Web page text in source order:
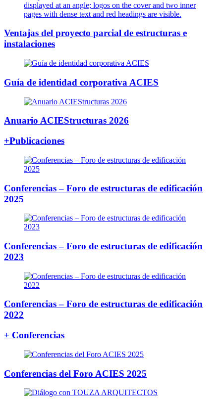
Ventajas del proyecto parcial de estructuras e
instalaciones
Guía de identidad corporativa ACIES
Anuario ACIEStructuras 2026
+Publicaciones
Conferencias – Foro de estructuras de edificación
2025
Conferencias – Foro de estructuras de edificación
2023
Conferencias – Foro de estructuras de edificación
2022
+ Conferencias
Conferencias del Foro ACIES 2025